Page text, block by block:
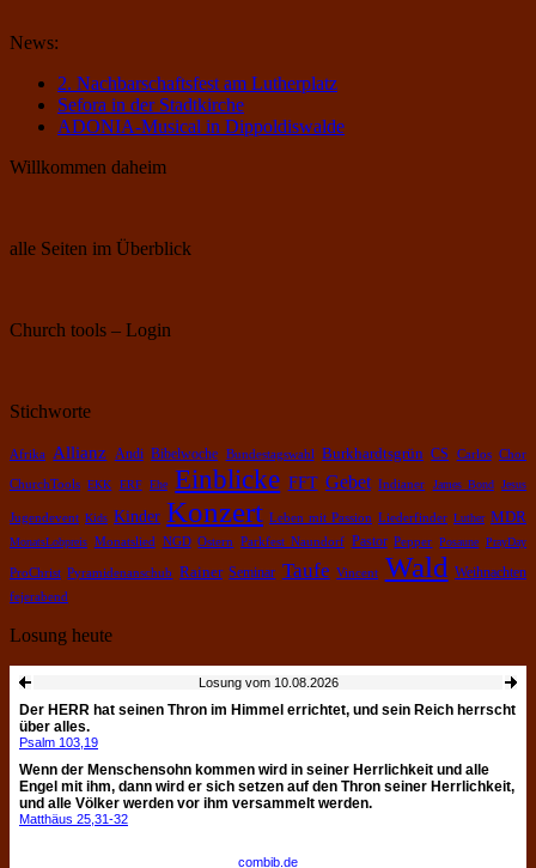
News:
2. Nachbarschaftsfest am Lutherplatz
Sefora in der Stadtkirche
ADONIA-Musical in Dippoldiswalde
Willkommen daheim
alle Seiten im Überblick
Church tools – Login
Stichworte
Afrika Allianz Andi Bibelwoche Bundestagswahl Burkhardtsgrün CS Carlos Chor
ChurchTools EKK ERF Ehe Einblicke FFT Gebet Indianer James Bond Jesus
Jugendevent Kids Kinder Konzert Leben mit Passion Liederfinder Luther MDR
MonatsLobpreis Monatslied NGD Ostern Parkfest Naundorf Pastor Pepper Posaune PrayDay
ProChrist Pyramidenanschub Rainer Seminar Taufe Vincent Wald Weihnachten
fejerabend
Losung heute